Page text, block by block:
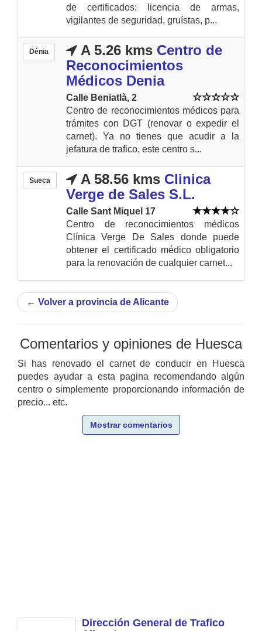
de certificados: licencia de armas,
vigilantes de seguridad, gruístas, p...
Dénia A 5.26 kms Centro de
Reconocimientos
Médicos Denia
Calle Beniatlà, 2
Centro de reconocimientos médicos para
trámites con DGT (renovar o expedir el
carnet). Ya no tienes que acudir a la
jefatura de trafico, este centro s...
Sueca A 58.56 kms Clinica
Verge de Sales S.L.
Calle Sant Miquel 17
Centro de reconocimientos médicos
Clínica Verge De Sales donde puede
obtener el certificado médico obligatorio
para la renovación de cualquier carnet...
← Volver a provincia de Alicante
Comentarios y opiniones de Huesca
Si has renovado el carnet de conducir en Huesca
puedes ayudar a esta pagina recomendando algún
centro o simplemente proporcionando información de
precio... etc.
Mostrar comentarios
Dirección General de Trafico